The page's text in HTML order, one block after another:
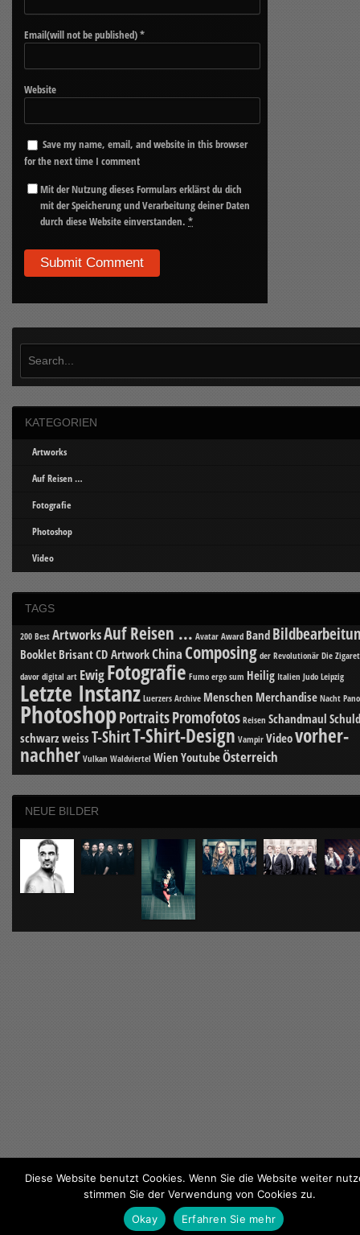
Email(will not be published)*
Website
Save my name, email, and website in this browser
for the next time I comment
Mit der Nutzung dieses Formulars erklärst du dich
mit der Speicherung und Verarbeitung deiner Daten
durch diese Website einverstanden.*
KATEGORIEN
Artworks
Auf Reisen …
Fotografie
Photoshop
Video
TAGS
200 Best ArtworksAuf Reisen ... Avatar Award Band
Booklet BrisantCD ArtworkChinaComposing der Revolutionär Die
davor digital art EwigFotografie Fumo ergo sum Heilig Italien Judo Leipzig
Letzte Instanz Luerzers Archive Menschen Merchandise Nacht
PhotoshopPortraitsPromofotos Reisen Schandmaul
schwarz weissT-ShirtT-Shirt-Design Vampir Videovorher-
nachher Vulkan Waldviertel Wien YoutubeÖsterreich
NEUE BILDER
KONTAKT / DATENSCHUTZ
IMPRESSUM
COPYRIGHT © 2018 ANDRAJ SONNENKALB
Diese Website benutzt Cookies. Wenn Sie die Website weiter
stimmen Sie der Verwendung von Cookies zu.
Okay
Erfahren Sie mehr